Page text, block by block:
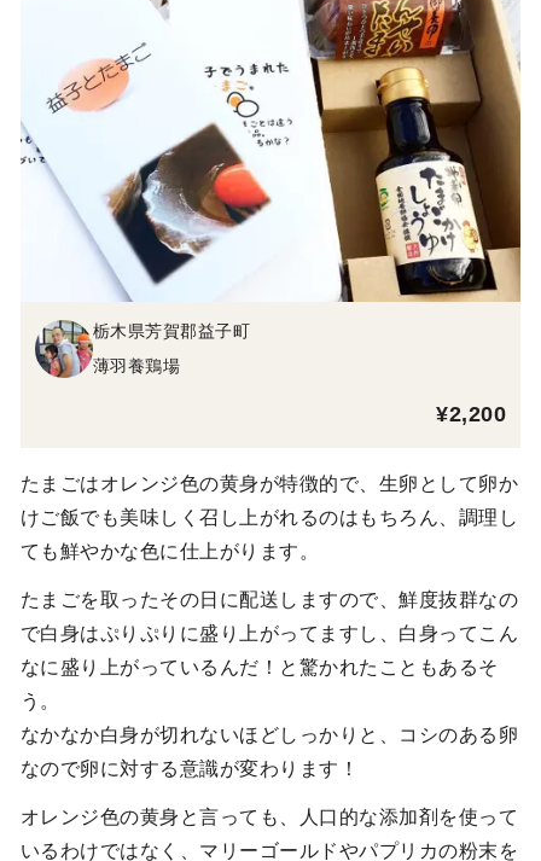
栃木県芳賀郡益子町
薄羽養鶏場
¥2,200
たまごはオレンジ色の黄身が特徴的で、生卵として卵か
けご飯でも美味しく召し上がれるのはもちろん、調理し
ても鮮やかな色に仕上がります。
たまごを取ったその日に配送しますので、鮮度抜群なの
で白身はぷりぷりに盛り上がってますし、白身ってこん
なに盛り上がっているんだ！と驚かれたこともあるそ
う。
なかなか白身が切れないほどしっかりと、コシのある卵
なので卵に対する意識が変わります！
オレンジ色の黄身と言っても、人口的な添加剤を使って
いるわけではなく、マリーゴールドやパプリカの粉末を